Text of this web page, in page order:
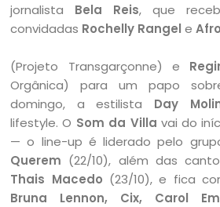
jornalista Bela Reis, que
convidadas Rochelly Rangel e
(Projeto Transgarçonne) e
Orgânica) para um papo
domingo, a estilista Day
lifestyle. O Som da Villa vai do
— o line-up é liderado pelo
Querem (22/10), além das
Thais Macedo (23/10), e fica
Bruna Lennon, Cix, Carol